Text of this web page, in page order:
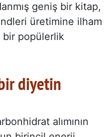
geniş bir kitap,
üretimine ilham
bir popülerlik
diyetin
alımının